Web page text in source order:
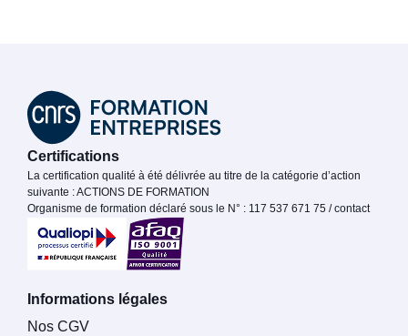
Certifications
La certification qualité à été délivrée au titre de la catégorie d’action
suivante : ACTIONS DE FORMATION
Organisme de formation déclaré sous le N° : 117 537 671 75 / contact
Informations légales
Nos CGV